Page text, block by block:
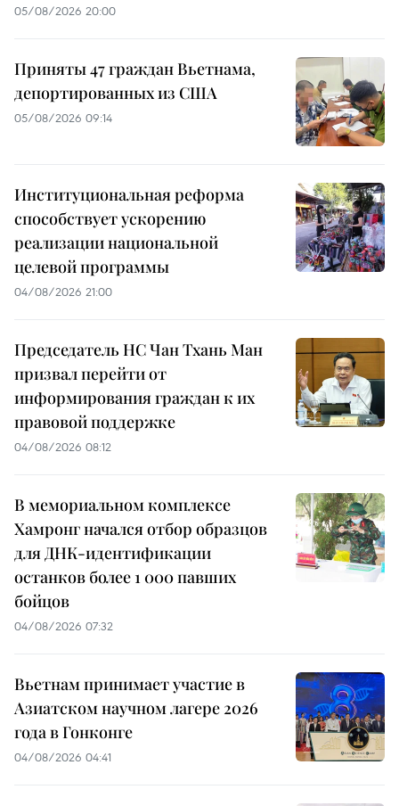
05/08/2026 20:00
Приняты 47 граждан Вьетнама,
депортированных из США
05/08/2026 09:14
Институциональная реформа
способствует ускорению
реализации национальной
целевой программы
04/08/2026 21:00
Председатель НС Чан Тхань Ман
призвал перейти от
информирования граждан к их
правовой поддержке
04/08/2026 08:12
В мемориальном комплексе
Хамронг начался отбор образцов
для ДНК-идентификации
останков более 1 000 павших
бойцов
04/08/2026 07:32
Вьетнам принимает участие в
Азиатском научном лагере 2026
года в Гонконге
04/08/2026 04:41